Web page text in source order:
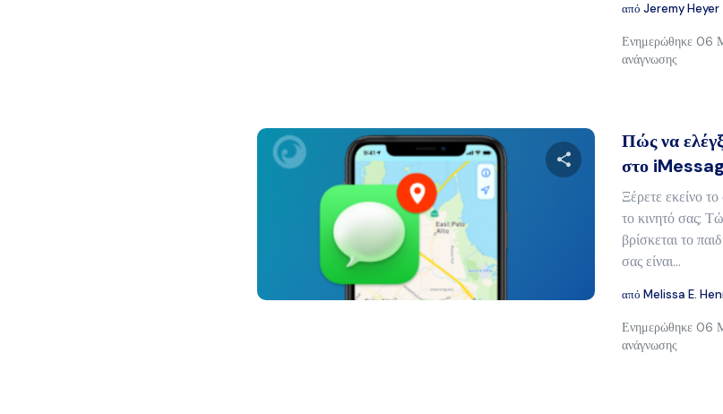
απόJeremy Heyer
Ενημερώθηκε 06
ανάγνωσης
Μοιραστείτε αυτό το
Πώς να
στο
Ξέρετε εκείνο
το κινητό σας;
βρίσκεται το
σας είναι...
απόMelissa E.
Ενημερώθηκε 06
ανάγνωσης